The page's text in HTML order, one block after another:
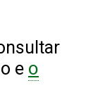
e o